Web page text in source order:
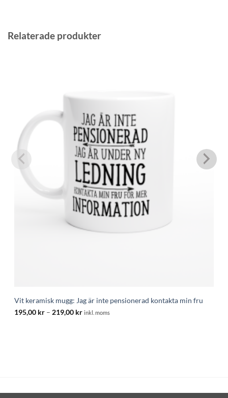
Relaterade produkter
Vit keramisk mugg: Jag är inte pensionerad kontakta min fru
195,00 kr – 219,00 krPrisintervall:
inkl. moms